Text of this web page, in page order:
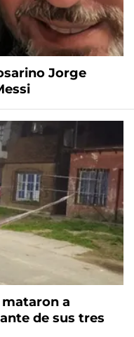
Jorge
a
de sus tres